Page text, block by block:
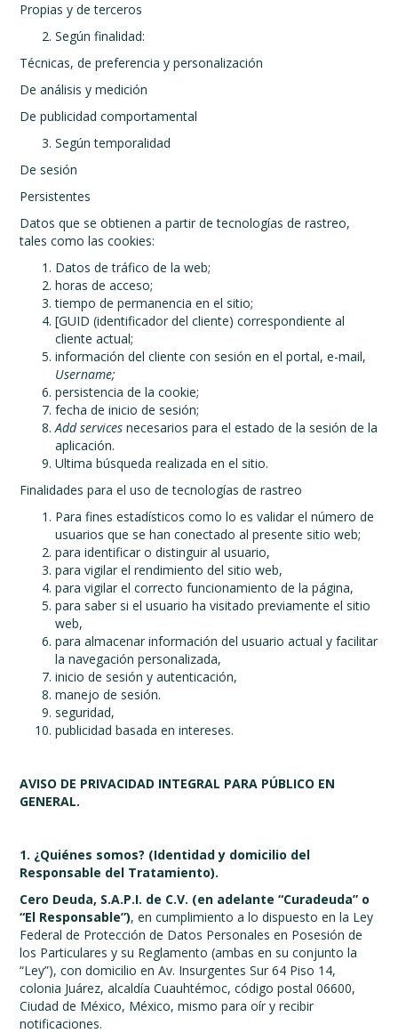
Propias y de terceros
Según finalidad:
Técnicas, de preferencia y personalización
De análisis y medición
De publicidad comportamental
Según temporalidad
De sesión
Persistentes
Datos que se obtienen a partir de tecnologías de rastreo,
tales como las cookies:
Datos de tráfico de la web;
horas de acceso;
tiempo de permanencia en el sitio;
[GUID (identificador del cliente) correspondiente al
cliente actual;
información del cliente con sesión en el portal, e-mail,
Username;
persistencia de la cookie;
fecha de inicio de sesión;
Add services necesarios para el estado de la sesión de la
aplicación.
Ultima búsqueda realizada en el sitio.
Finalidades para el uso de tecnologías de rastreo
Para fines estadísticos como lo es validar el número de
usuarios que se han conectado al presente sitio web;
para identificar o distinguir al usuario,
para vigilar el rendimiento del sitio web,
para vigilar el correcto funcionamiento de la página,
para saber si el usuario ha visitado previamente el sitio
web,
para almacenar información del usuario actual y facilitar
la navegación personalizada,
inicio de sesión y autenticación,
manejo de sesión.
seguridad,
publicidad basada en intereses.
AVISO DE PRIVACIDAD INTEGRAL PARA PÚBLICO EN
GENERAL.
1. ¿Quiénes somos? (Identidad y domicilio del
Responsable del Tratamiento).
Cero Deuda, S.A.P.I. de C.V. (en adelante “Curadeuda” o
“El Responsable”), en cumplimiento a lo dispuesto en la Ley
Federal de Protección de Datos Personales en Posesión de
los Particulares y su Reglamento (ambas en su conjunto la
“Ley”), con domicilio en Av. Insurgentes Sur 64 Piso 14,
colonia Juárez, alcaldía Cuauhtémoc, código postal 06600,
Ciudad de México, México, mismo para oír y recibir
notificaciones.